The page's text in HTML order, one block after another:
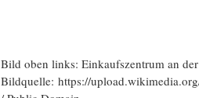
Bild oben links: Einkaufszentrum an
Bildquelle: https://